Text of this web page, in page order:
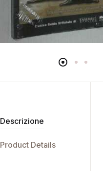
Descrizione
Product Details